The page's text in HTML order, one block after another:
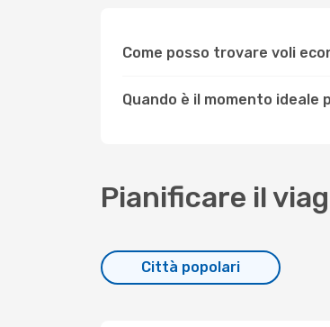
Come posso trovare voli
Quando è il momento ideale
Pianificare il
Città popolari